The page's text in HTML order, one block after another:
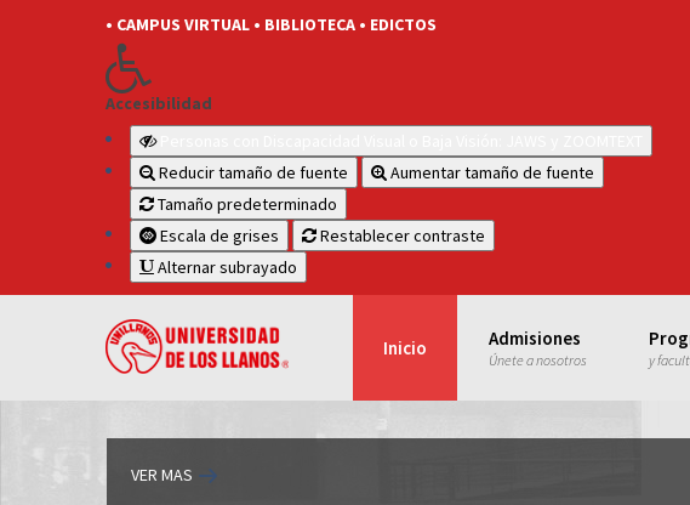
• CAMPUS VIRTUAL • BIBLIOTECA • EDICTOS
Accesibilidad
Reducir tamaño de fuente
Aumentar tamaño de fuente
Tamaño predeterminado
Escala de grises
Restablecer contraste
Alternar subrayado
Inicio Admisiones
Únete a nosotros y
VER MAS